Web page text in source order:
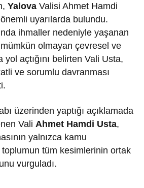
Yalova Valisi Ahmet Hamdi
uyarılarda bulundu.
ihmaller nedeniyle yaşanan
mümkün olmayan çevresel ve
yol açtığını belirten Vali Usta,
ve sorumlu davranması
üzerinden yaptığı açıklamada
Vali Ahmet Hamdi Usta,
yalnızca kamu
toplumun tüm kesimlerinin ortak
vurguladı.